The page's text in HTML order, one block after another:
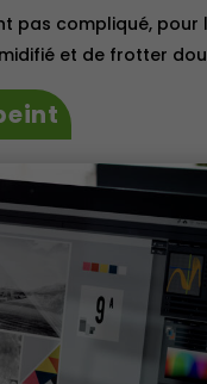
pas compliqué, pour
et de frotter